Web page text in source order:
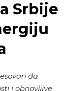
Srbije
da
i obnovljive